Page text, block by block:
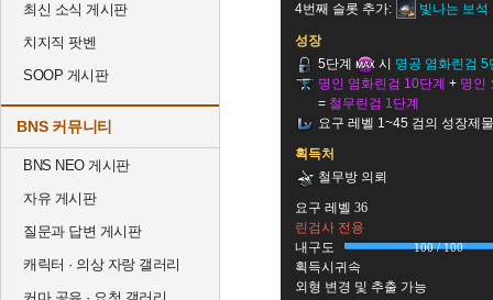
최신 소식 게시판
치지직 팟벤
SOOP 게시판
BNS 커뮤니티
BNS NEO 게시판
자유 게시판
질문과 답변 게시판
캐릭터 · 의상 자랑 갤러리
4번째 슬롯 추가:
빛나는 보석
성장
5단계
시 명공 염화린검 5
명인 염화린검 10단계 + 명인
= 철무린검 1단계
요구 레벨 1~45 검의 성장제물
획득처
철무방 의뢰
요구 레벨 36
린검사 전용
내구도
100 / 100
획득시귀속
외형 변경 및 추출 가능